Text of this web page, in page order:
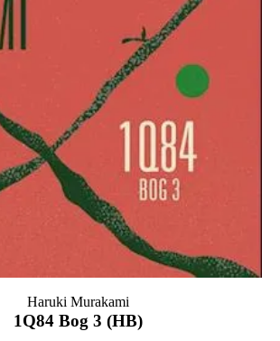
1Q84 Bog 3 (HB)
Haruki Murakami